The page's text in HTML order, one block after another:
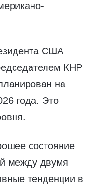
США
КНР
на
года. Это
состояние
между двумя
тенденции в